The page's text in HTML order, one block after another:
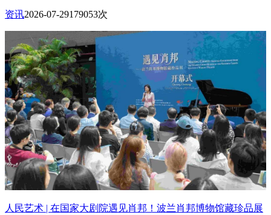
资讯2026-07-29179053次
人民艺术 | 在国家大剧院遇见肖邦！波兰肖邦博物馆藏珍品展